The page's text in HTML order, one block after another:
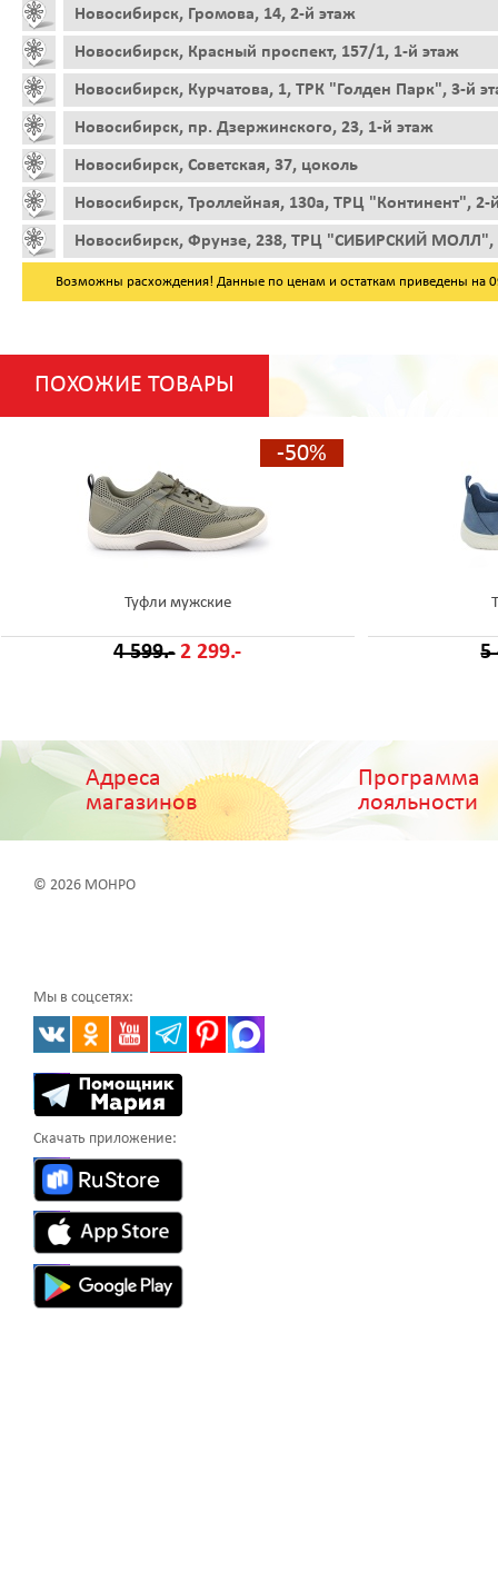
Новосибирск, Громова, 14, 2-й этаж
Новосибирск, Красный проспект, 157/1, 1-й этаж
Новосибирск, Курчатова, 1, ТРК "Голден Парк", 3-й
Новосибирск, пр. Дзержинского, 23, 1-й этаж
Новосибирск, Советская, 37, цоколь
Новосибирск, Троллейная, 130а, ТРЦ "Континент", 2-
Новосибирск, Фрунзе, 238, ТРЦ "СИБИРСКИЙ МОЛЛ",
Возможны расхождения! Данные по ценам и остаткам приведены на
ПОХОЖИЕ ТОВАРЫ
-50%
Туфли мужские
4 599.- 2 299.- 5
Адреса
магазинов
Программа
лояльности
© 2026 МОНРО
Мы в соцсетях:
Скачать приложение: